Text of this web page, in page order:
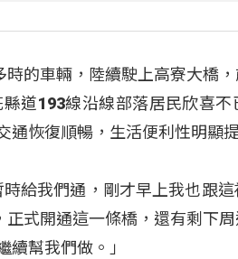
的車輛，陸續駛上高寮大橋
道193線沿線部落居民欣喜不
恢復順暢，生活便利性明顯
給我們通，剛才早上我也跟
式開通這一條橋，還有剩下
幫我們做。」